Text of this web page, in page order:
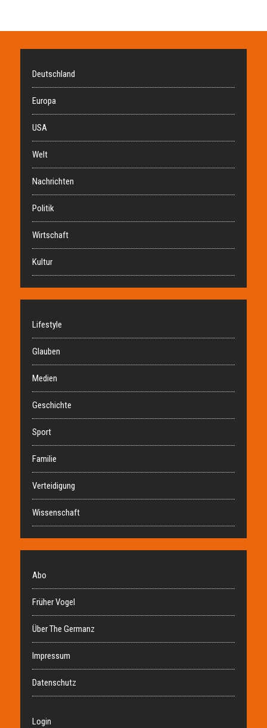
Deutschland
Europa
USA
Welt
Nachrichten
Politik
Wirtschaft
Kultur
Lifestyle
Glauben
Medien
Geschichte
Sport
Familie
Verteidigung
Wissenschaft
Abo
Früher Vogel
Über The Germanz
Impressum
Datenschutz
Login